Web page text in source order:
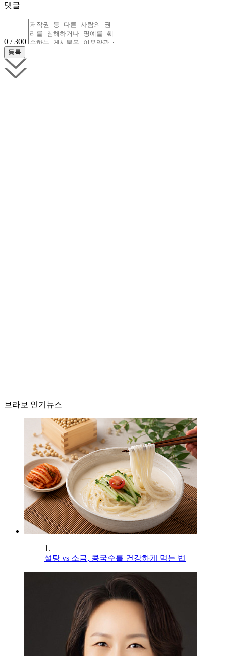
댓글
0 / 300
브라보 인기뉴스
1.
설탕 vs 소금, 콩국수를 건강하게 먹는 법